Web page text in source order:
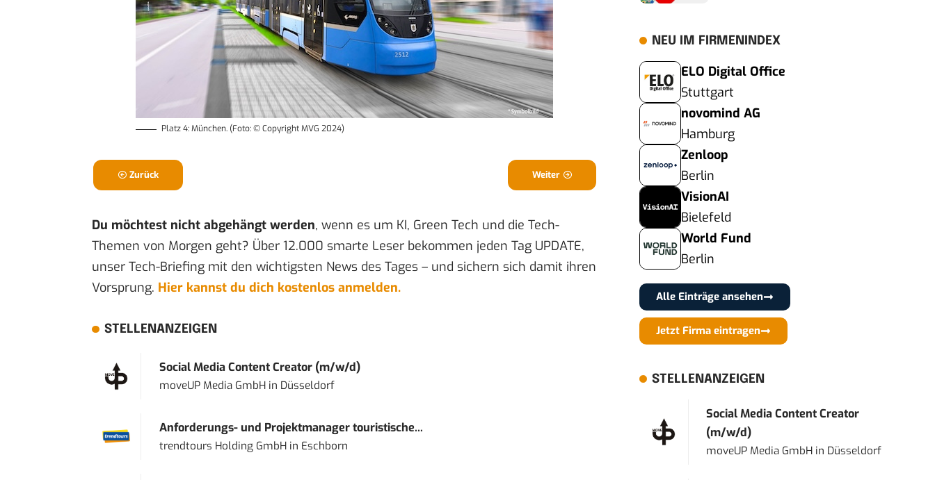
Platz 4: München. (Foto: © Copyright MVG 2024)
Zurück Weiter
Du möchtest nicht abgehängt werden, wenn es um KI, Green Tech und die Tech-
Themen von Morgen geht? Über 12.000 smarte Leser bekommen jeden Tag UPDATE,
unser Tech-Briefing mit den wichtigsten News des Tages – und sichern sich damit ihren
Vorsprung. Hier kannst du dich kostenlos anmelden.
STELLENANZEIGEN
Social Media Content Creator (m/w/d)
moveUP Media GmbHin Düsseldorf
Anforderungs- und Projektmanager touristische...
trendtours Holding GmbHin Eschborn
NEU IM FIRMENINDEX
ELO Digital Office
Stuttgart
novomind AG
Hamburg
Zenloop
Berlin
VisionAI
Bielefeld
World Fund
Berlin
Alle Einträge ansehen
Jetzt Firma eintragen
STELLENANZEIGEN
Social Media Content Creator
(m/w/d)
moveUP Media GmbH in Düsseldorf